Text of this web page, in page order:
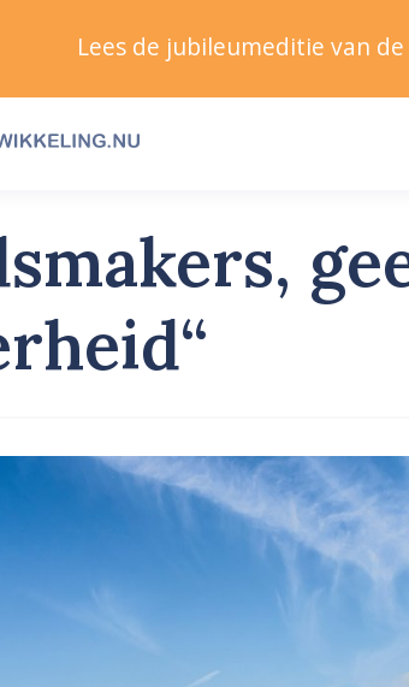
Lees de jubileumeditie van